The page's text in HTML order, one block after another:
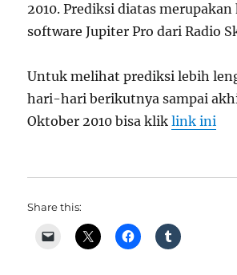
2010. Prediksi diatas
software Jupiter Pro dari Radio
Untuk melihat prediksi lebih
hari-hari berikutnya sampai
Oktober 2010 bisa kliklink ini
Share this: